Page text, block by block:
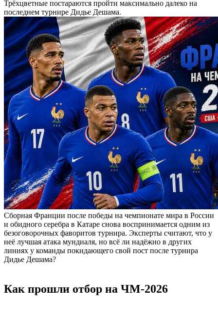
Трёхцветные постараются пройти максимально далеко на
последнем турнире Дидье Дешама.
Сборная Франции после победы на чемпионате мира в России
и обидного серебра в Катаре снова воспринимается одним из
безоговорочных фаворитов турнира. Эксперты считают, что у
неё лучшая атака мундиаля, но всё ли надёжно в других
линиях у команды покидающего свой пост после турнира
Дидье Дешама?
Как прошли отбор на ЧМ-2026